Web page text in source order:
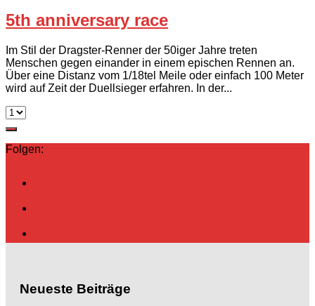
5th anniversary race
Im Stil der Dragster-Renner der 50iger Jahre treten
Menschen gegen einander in einem epischen Rennen an.
Über eine Distanz vom 1/18tel Meile oder einfach 100 Meter
wird auf Zeit der Duellsieger erfahren. In der...
Folgen:
Neueste Beiträge